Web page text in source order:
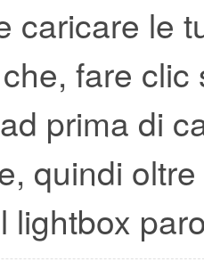
caricare le
fare
prima di
quindi
lightbox